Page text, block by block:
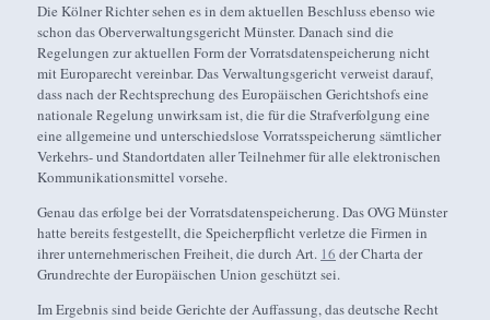
Die Kölner Richter sehen es in dem aktuellen Beschluss ebenso wie
schon das Oberverwaltungsgericht Münster. Danach sind die
Regelungen zur aktuellen Form der Vorratsdatenspeicherung nicht
mit Europarecht vereinbar. Das Verwaltungsgericht verweist darauf,
dass nach der Rechtsprechung des Europäischen Gerichtshofs eine
nationale Regelung unwirksam ist, die für die Strafverfolgung eine
eine allgemeine und unterschiedslose Vorratsspeicherung sämtlicher
Verkehrs- und Standortdaten aller Teilnehmer für alle elektronischen
Kommunikationsmittel vorsehe.
Genau das erfolge bei der Vorratsdatenspeicherung. Das OVG Münster
hatte bereits festgestellt, die Speicherpflicht verletze die Firmen in
ihrer unternehmerischen Freiheit, die durch Art. 16 der Charta der
Grundrechte der Europäischen Union geschützt sei.
Im Ergebnis sind beide Gerichte der Auffassung, das deutsche Recht